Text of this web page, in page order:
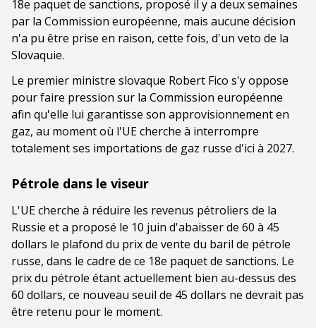
18e paquet de sanctions, proposé il y a deux semaines
par la Commission européenne, mais aucune décision
n'a pu être prise en raison, cette fois, d'un veto de la
Slovaquie.
Le premier ministre slovaque Robert Fico s'y oppose
pour faire pression sur la Commission européenne
afin qu'elle lui garantisse son approvisionnement en
gaz, au moment où l'UE cherche à interrompre
totalement ses importations de gaz russe d'ici à 2027.
Pétrole dans le viseur
L'UE cherche à réduire les revenus pétroliers de la
Russie et a proposé le 10 juin d'abaisser de 60 à 45
dollars le plafond du prix de vente du baril de pétrole
russe, dans le cadre de ce 18e paquet de sanctions. Le
prix du pétrole étant actuellement bien au-dessus des
60 dollars, ce nouveau seuil de 45 dollars ne devrait pas
être retenu pour le moment.